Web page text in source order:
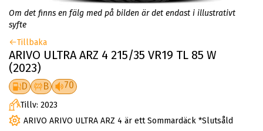
Om det finns en fälg med på bilden är det endast i illustrativt
syfte
Tillbaka
ARIVO ULTRA ARZ 4 215/35 VR19 TL 85 W
(2023)
D B 70
Tillv: 2023
ARIVO ARIVO ULTRA ARZ 4 är ett Sommardäck *Slutsåld